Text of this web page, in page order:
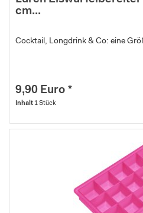
cm...
Cocktail, Longdrink & Co: eine
9,90 Euro *
Inhalt 1 Stück